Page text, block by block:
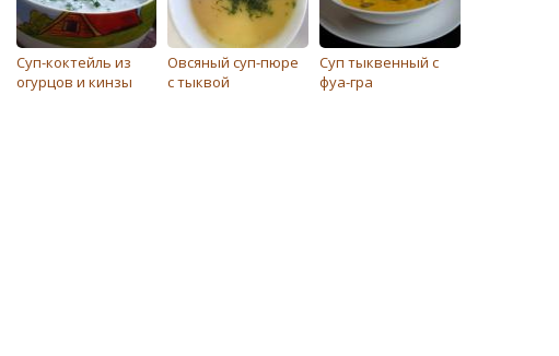
Суп-коктейль из
огурцов и кинзы
Овсяный суп-пюре
с тыквой
Суп тыквенный с
фуа-гра